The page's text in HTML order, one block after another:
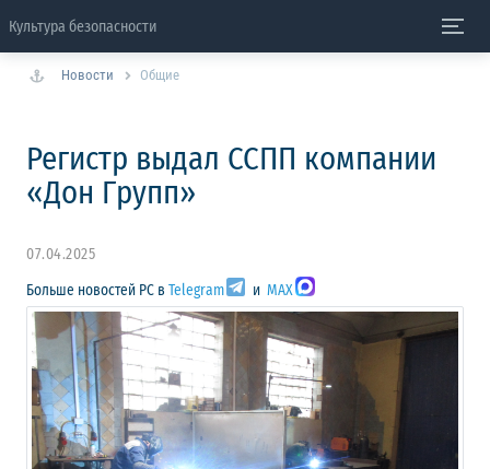
Культура безопасности
Новости Общие
Регистр выдал ССПП компании
«Дон Групп»
07.04.2025
Больше новостей РС в Telegram и MAX